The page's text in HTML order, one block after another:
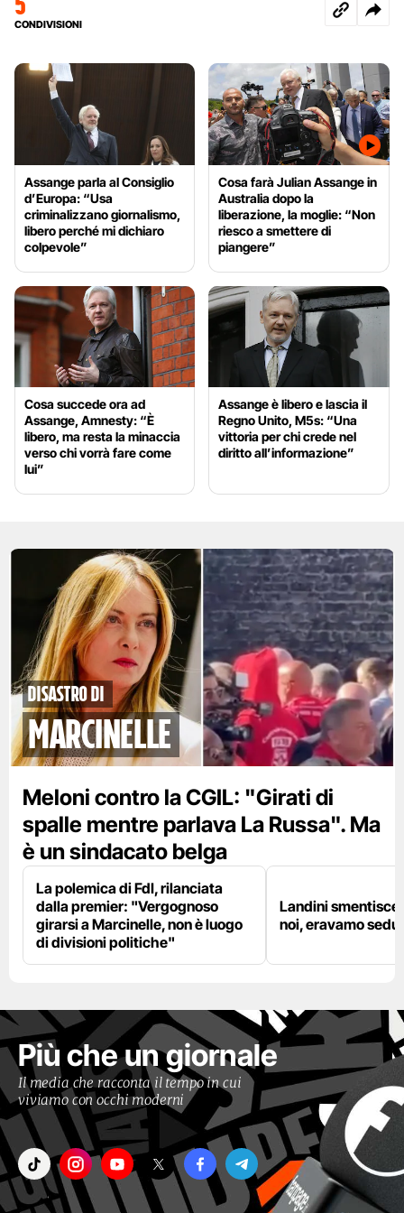
CONDIVISIONI
Assange parla al Consiglio
d’Europa: “Usa
criminalizzano giornalismo,
libero perché mi dichiaro
colpevole”
Cosa farà Julian Assange in
Australia dopo la
liberazione, la moglie: “Non
riesco a smettere di
piangere”
Cosa succede ora ad
Assange, Amnesty: “È
libero, ma resta la minaccia
verso chi vorrà fare come
lui”
Assange è libero e lascia il
Regno Unito, M5s: “Una
vittoria per chi crede nel
diritto all’informazione”
disastro di
marcinelle
Meloni contro la CGIL: "Girati di
spalle mentre parlava La Russa". Ma
è un sindacato belga
La polemica di FdI, rilanciata
dalla premier: "Vergognoso
girarsi a Marcinelle, non è luogo
di divisioni politiche"
Landini
noi, eravamo
Più che un giornale
Il media che racconta il tempo in cui
viviamo con occhi moderni